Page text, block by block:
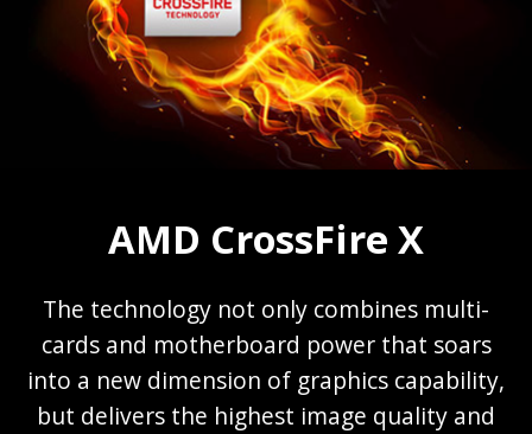
AMD CrossFire X
The technology not only combines multi-
cards and motherboard power that soars
into a new dimension of graphics capability,
but delivers the highest image quality and